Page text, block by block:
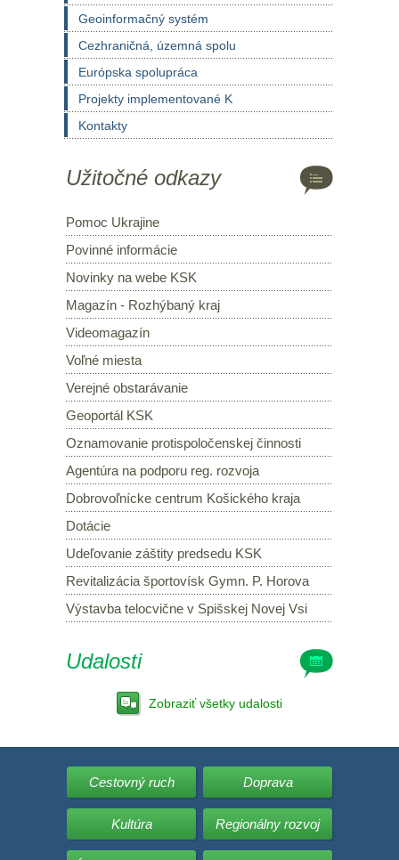
Geoinformačný systém
Cezhraničná, územná spolu
Európska spolupráca
Projekty implementované K
Kontakty
Užitočné odkazy
Pomoc Ukrajine
Povinné informácie
Novinky na webe KSK
Magazín - Rozhýbaný kraj
Videomagazín
Voľné miesta
Verejné obstarávanie
Geoportál KSK
Oznamovanie protispoločenskej činnosti
Agentúra na podporu reg. rozvoja
Dobrovoľnícke centrum Košického kraja
Dotácie
Udeľovanie záštity predsedu KSK
Revitalizácia športovísk Gymn. P. Horova
Výstavba telocvične v Spišskej Novej Vsi
Udalosti
Zobraziť všetky udalosti
Cestovný ruch Doprava
Kultúra Regionálny rozvoj